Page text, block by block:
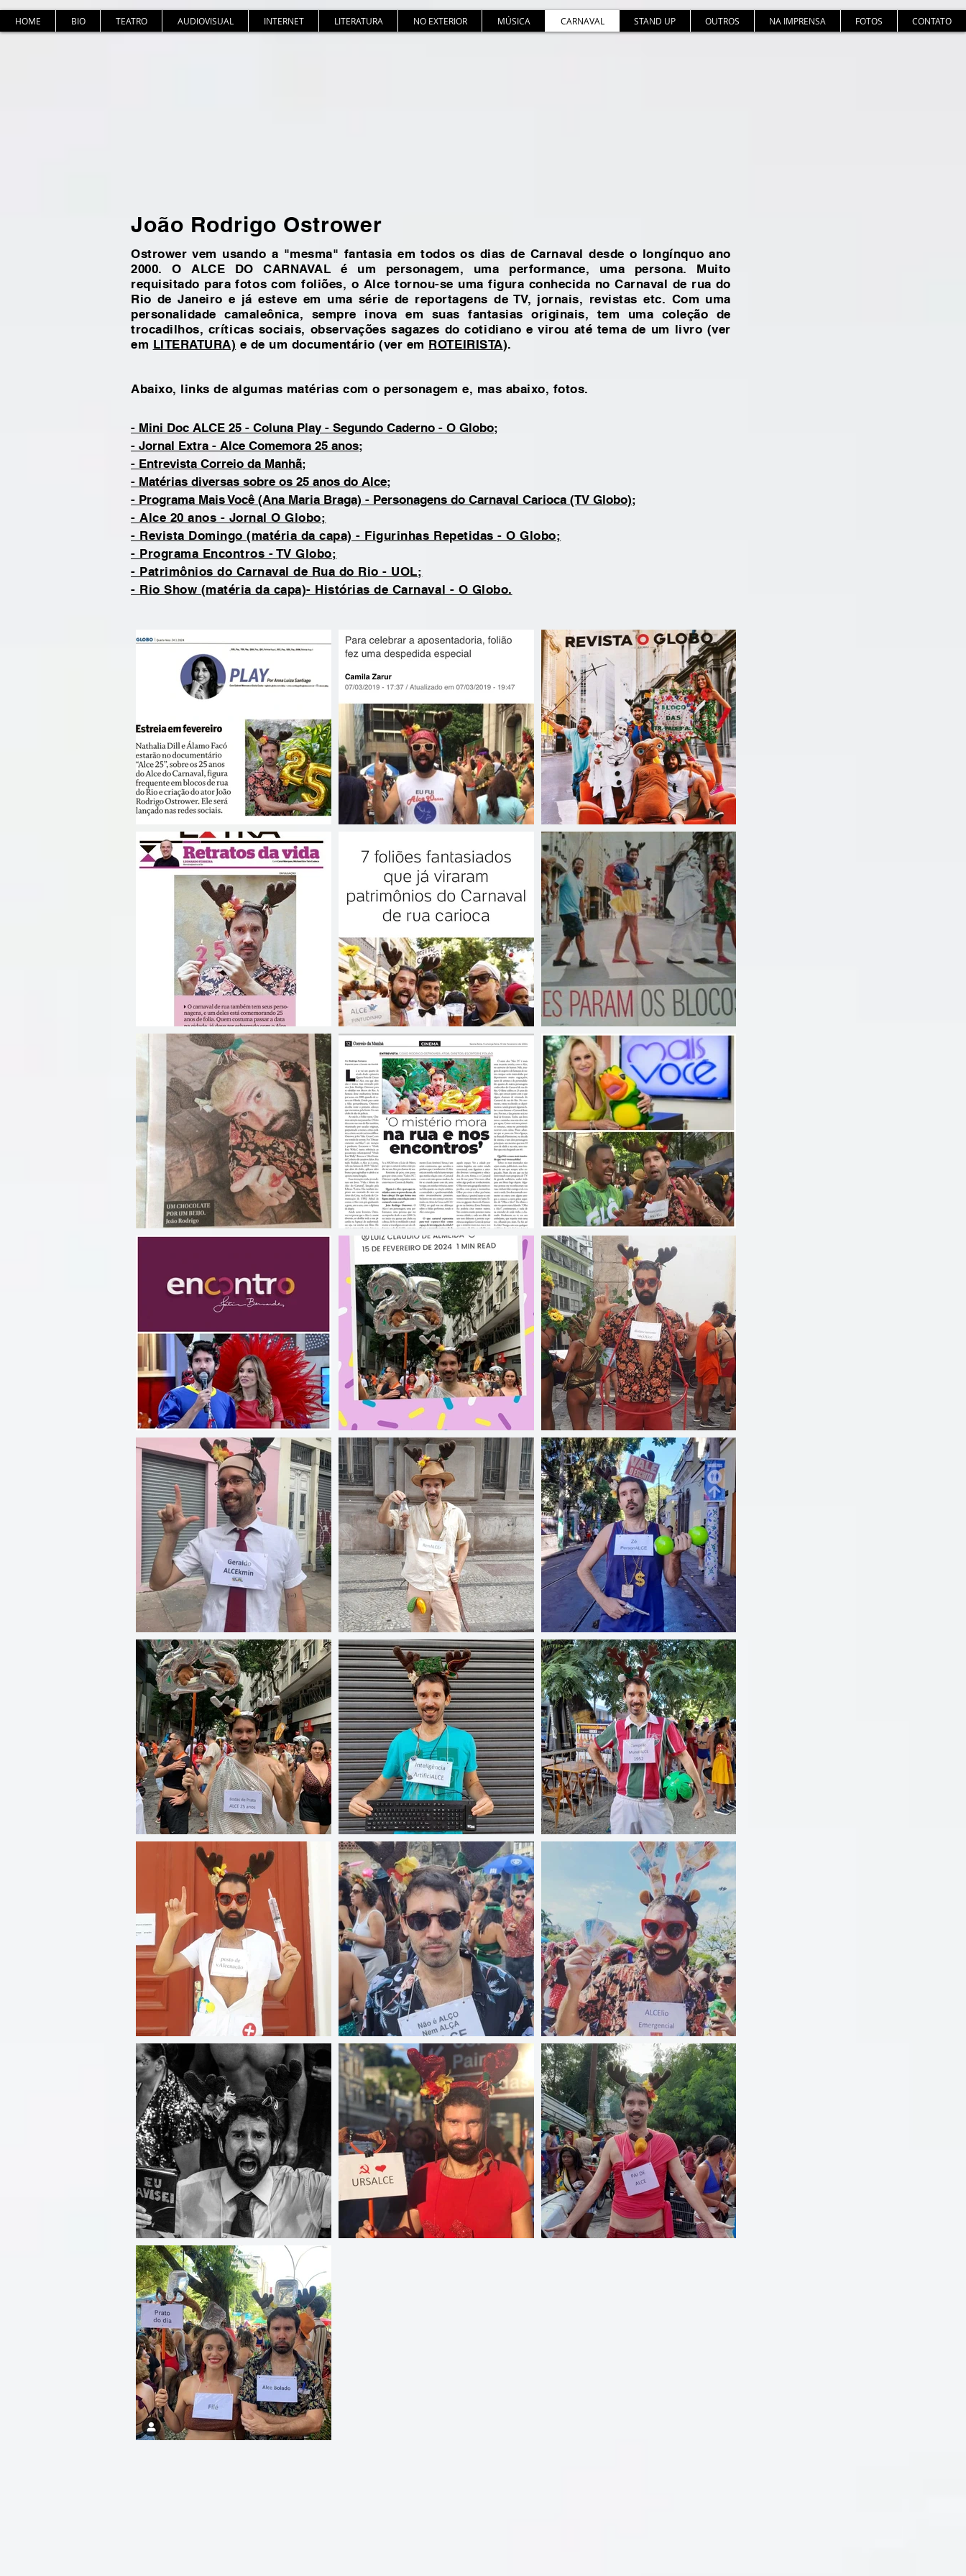
HOME BIO TEATRO AUDIOVISUAL INTERNET LITERATURA NO EXTERIOR MÚSICA CARNAVAL STAND UP OUTROS NA IMPRENSA FOTOS CONTATO
João Rodrigo Ostrower
- Mini Doc ALCE 25 - Coluna Play - Segundo Caderno - O Globo;
- Jornal Extra - Alce Comemora 25 anos;
- Entrevista Correio da Manhã;
- Matérias diversas sobre os 25 anos do Alce;
- Programa Mais Você (Ana Maria Braga) - Personagens do Carnaval Carioca (TV Globo);
- Alce 20 anos - Jornal O Globo;
- Revista Domingo (matéria da capa) - Figurinhas Repetidas - O Globo;
- Programa Encontros - TV Globo;
- Patrimônios do Carnaval de Rua do Rio - UOL;
- Rio Show (matéria da capa)- Histórias de Carnaval - O Globo.
Ostrower vem usando a "mesma" fantasia em todos os dias de Carnaval desde o longínquo ano
2000.O ALCE DO CARNAVAL é um personagem, uma performance, uma persona. Muito
requisitado para fotos com foliões, o Alce tornou-se uma figura conhecida no Carnaval de rua do
Rio de Janeiro e já esteve em uma série de reportagens de TV, jornais, revistas etc. Com uma
personalidade camaleônica, sempre inova em suas fantasias originais, tem uma coleção de
trocadilhos, críticas sociais, observações sagazes do cotidiano e virou até tema de um livro (ver
em LITERATURA) e de um documentário (ver em ROTEIRISTA).
Abaixo, links de algumas matérias com o personagem e, mas abaixo, fotos.